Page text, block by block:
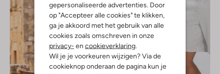
gepersonaliseerde advertenties. Door
op "Accepteer alle cookies" te klikken,
ga je akkoord met het gebruik van alle
cookies zoals omschreven in onze
privacy- en cookieverklaring
Wil je je voorkeuren wijzigen? Via de
cookieknop onderaan de pagina kun je